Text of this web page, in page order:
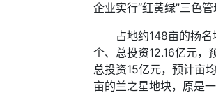
企业实行“红黄绿”三色
占地约148亩的扬名地
个、总投资12.16亿元，
总投资15亿元，预计亩
亩的兰之星地块，原是